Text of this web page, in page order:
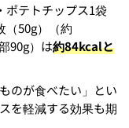
ポテトチップス1袋
（50g）（約
90g）は約84kcalと
のが食べたい」とい
を軽減する効果も期